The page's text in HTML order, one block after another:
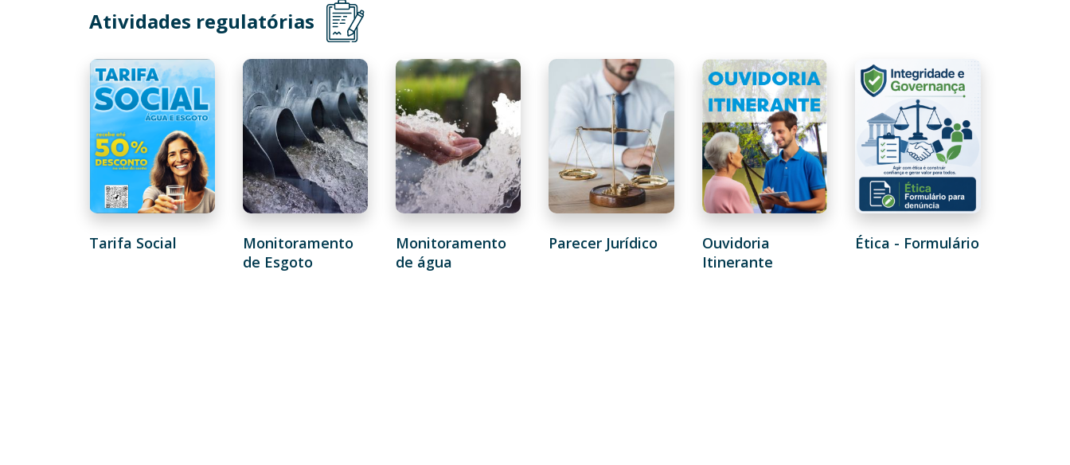
Atividades regulatórias
Tarifa Social
Monitoramento
de Esgoto
Monitoramento
de água
Parecer Jurídico
Ouvidoria
Itinerante
Ética - Formulário